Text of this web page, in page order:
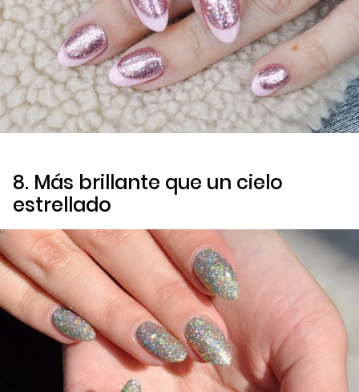
8. Más brillante que un cielo
estrellado